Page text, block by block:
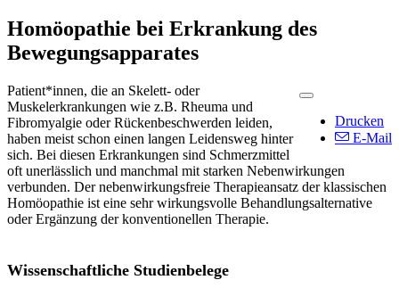
Homöopathie bei Erkrankung des
Bewegungsapparates
Drucken
E-Mail
Patient*innen, die an Skelett- oder
Muskelerkrankungen wie z.B. Rheuma und
Fibromyalgie oder Rückenbeschwerden leiden,
haben meist schon einen langen Leidensweg hinter
sich. Bei diesen Erkrankungen sind Schmerzmittel
oft unerlässlich und manchmal mit starken Nebenwirkungen
verbunden. Der nebenwirkungsfreie Therapieansatz der klassischen
Homöopathie ist eine sehr wirkungsvolle Behandlungsalternative
oder Ergänzung der konventionellen Therapie.
Wissenschaftliche Studienbelege